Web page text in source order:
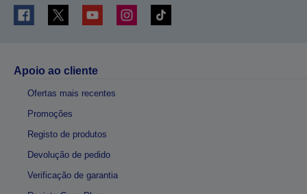
Apoio ao cliente
Ofertas mais recentes
Promoções
Registo de produtos
Devolução de pedido
Verificação de garantia